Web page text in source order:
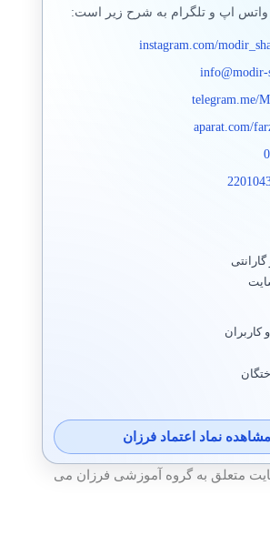
واتس اپ و تلگرام به شرح زیر است:
instagram.com/
info@modir-
telegram.me/
aparat.com/
کاربران
مشاهده نماد اعتماد فرزان
متعلق به گروه آموزشی فرزان می